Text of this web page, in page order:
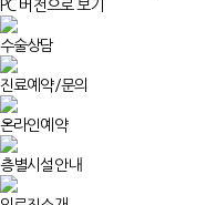
PC 버전으로 보기
수술상담
진료예약/문의
온라인예약
층별시설안내